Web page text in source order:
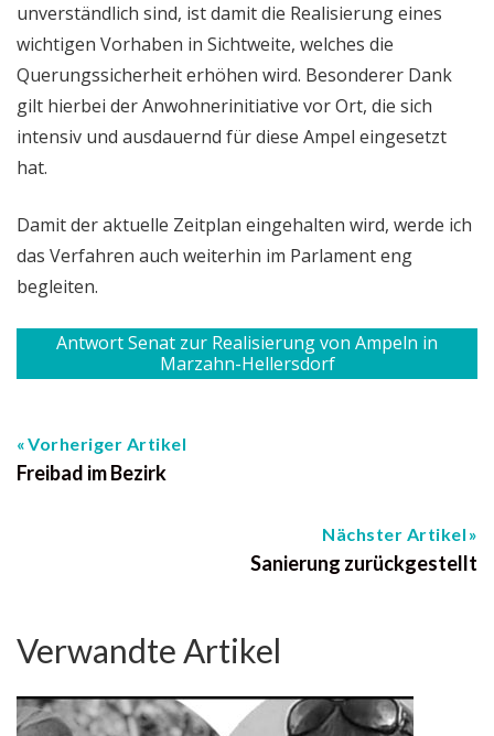
unverständlich sind, ist damit die Realisierung eines
wichtigen Vorhaben in Sichtweite, welches die
Querungssicherheit erhöhen wird. Besonderer Dank
gilt hierbei der Anwohnerinitiative vor Ort, die sich
intensiv und ausdauernd für diese Ampel eingesetzt
hat.
Damit der aktuelle Zeitplan eingehalten wird, werde ich
das Verfahren auch weiterhin im Parlament eng
begleiten.
Antwort Senat zur Realisierung von Ampeln in
Marzahn-Hellersdorf
Vorheriger Artikel
Freibad im Bezirk
Nächster Artikel
Sanierung zurückgestellt
Verwandte Artikel